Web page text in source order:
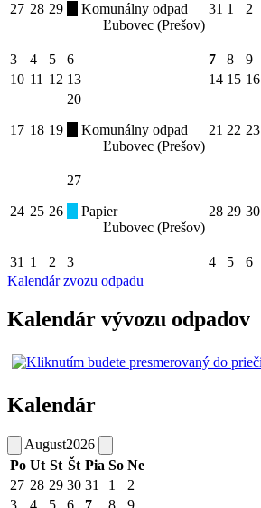
27 28 29
Komunálny odpad
Ľubovec (Prešov)
31 1 2
3 4 5 6 7 8
9
10 11 12 13 14 15 16
17 18 19
20
Komunálny odpad
Ľubovec (Prešov)
21 22 23
24 25 26
27
Papier
Ľubovec (Prešov)
28 29 30
31 1 2 3 4 5
6
Kalendár zvozu odpadu
Kalendár vývozu odpadov
Kalendár
August2026
Po Ut St Št Pia So Ne
27 28 29 30 31 1
2
3
4 5 6 7 8
9